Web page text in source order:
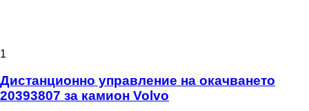
1
Дистанционно управление на окачването
20393807 за камион Volvo